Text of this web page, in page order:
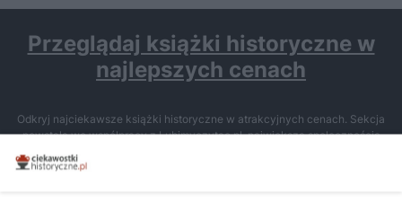
Przeglądaj książki historyczne w
najlepszych cenach
Odkryj najciekawsze książki historyczne w atrakcyjnych cenach. Sekcja
powstała we współpracy z Lubimyczytac.pl, największą społecznością
tytułów najwyżej ocenianych przez czytelników.